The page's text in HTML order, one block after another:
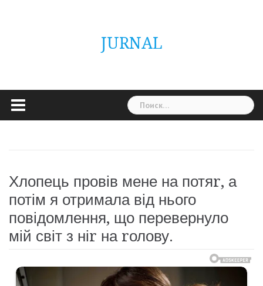
JURNAL
Найти:
Хлопець провів мене на потяr, а
потім я отримала від нього
повідомлення, що перевернуло
мій світ з ніr на rолову.